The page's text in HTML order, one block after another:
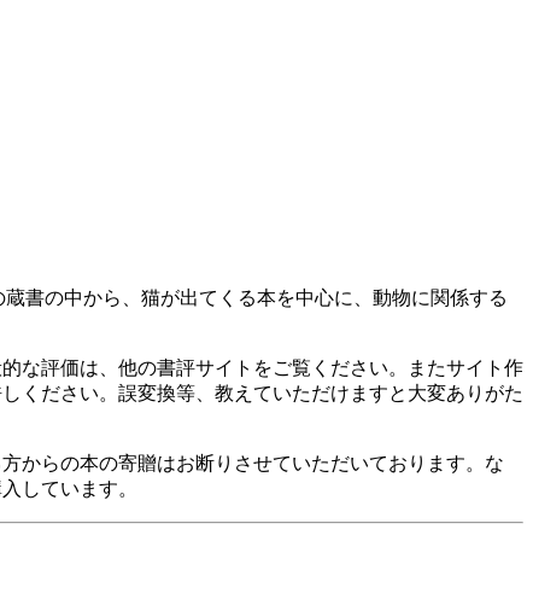
書の中から、猫が出てくる本を中心に、動物に関係する
な評価は、他の書評サイトをご覧ください。またサイト作
ください。誤変換等、教えていただけますと大変ありがた
からの本の寄贈はお断りさせていただいております。な
しています。